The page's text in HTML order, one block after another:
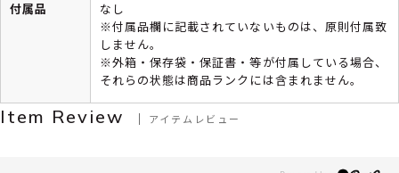
付属品
なし
※付属品欄に記載されていないものは、原則付属致
しません。
※外箱・保存袋・保証書・等が付属している場合、
それらの状態は商品ランクには含まれません。
Item Review アイテムレビュー